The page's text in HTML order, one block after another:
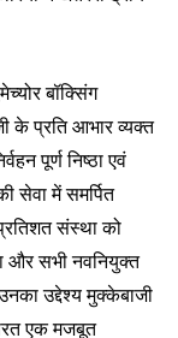
बॉक्सिंग
के प्रति आभार व्यक्त
पूर्ण निष्ठा एवं
सेवा में समर्पित
संस्था को
और सभी नवनियुक्त
उद्देश्य मुक्केबाजी
एक मजबूत